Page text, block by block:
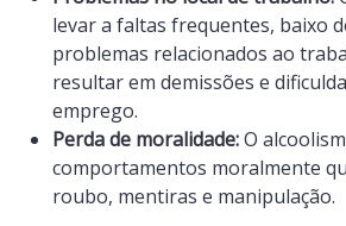
levar a faltas frequentes, baixo
problemas relacionados ao
resultar em demissões e
emprego.
Perda de moralidade:O
comportamentos moralmente
roubo, mentiras e manipulação.